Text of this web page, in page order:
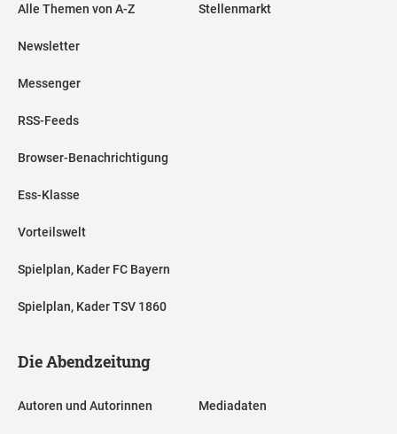
Alle Themen von A-Z
Newsletter
Messenger
RSS-Feeds
Browser-Benachrichtigung
Ess-Klasse
Vorteilswelt
Spielplan, Kader FC Bayern
Spielplan, Kader TSV 1860
Stellenmarkt
Die Abendzeitung
Autoren und Autorinnen Mediadaten